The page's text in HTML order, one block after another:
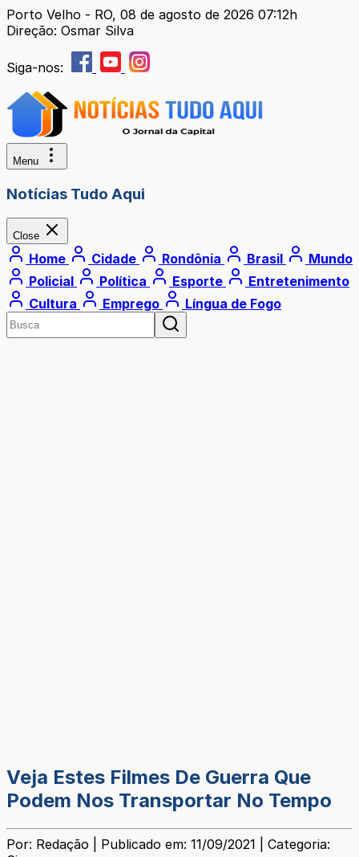
Porto Velho - RO, 08 de agosto de 2026 07:12h
Direção: Osmar Silva
Siga-nos:
Menu
Notícias Tudo Aqui
Close
Home Cidade Rondônia Brasil
Mundo
Policial
Política Esporte
Entretenimento
Cultura
Emprego Língua de Fogo
Veja Estes Filmes De Guerra Que
Podem Nos Transportar No Tempo
Por: Redação | Publicado em: 11/09/2021 | Categoria: